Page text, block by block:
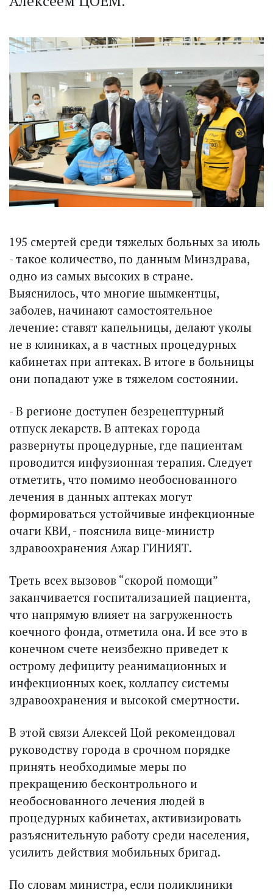
195 смертей среди тяжелых больных за июль
- такое количество, по данным Минздрава,
одно из самых высоких в стране.
Выяснилось, что многие шымкентцы,
заболев, начинают самостоятельное
лечение: ставят капельницы, делают уколы
не в клиниках, а в частных процедурных
кабинетах при аптеках. В итоге в больницы
они попадают уже в тяжелом состоянии.
- В регионе доступен безрецептурный
отпуск лекарств. В аптеках города
развернуты процедурные, где пациентам
проводится инфузионная терапия. Следует
отметить, что помимо необоснованного
лечения в данных аптеках могут
формироваться устойчивые инфекционные
очаги КВИ, - пояснила вице-министр
здравоохранения Ажар ГИНИЯТ.
Треть всех вызовов “скорой помощи”
заканчивается госпитализацией пациента,
что напрямую влияет на загруженность
коечного фонда, отметила она. И все это в
конечном счете неизбежно приведет к
острому дефициту реанимационных и
инфекционных коек, коллапсу системы
здравоохранения и высокой смертности.
В этой связи Алексей Цой рекомендовал
руководству города в срочном порядке
принять необходимые меры по
прекращению бесконтрольного и
необоснованного лечения людей в
процедурных кабинетах, активизировать
разъяснительную работу среди населения,
усилить действия мобильных бригад.
По словам министра, если поликлиники